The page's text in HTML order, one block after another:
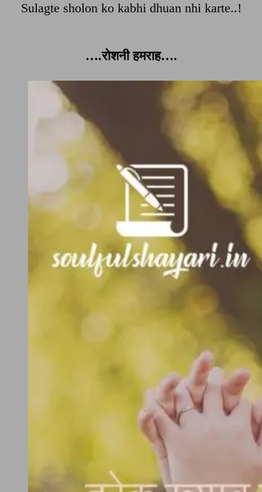
Sulagte sholon ko kabhi dhuan nhi karte..!
….रोशनी हमराह….